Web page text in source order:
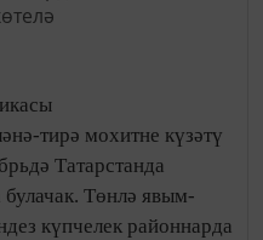
тирә мохитне күзәтү
Татарстанда
Төнлә явым-
күпчелек районнарда